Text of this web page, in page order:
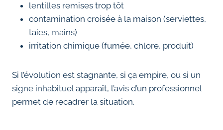
lentilles remises trop tôt
contamination croisée à la maison (serviettes,
taies, mains)
irritation chimique (fumée, chlore, produit)
Si l’évolution est stagnante, si ça empire, ou si un
signe inhabituel apparaît, l’avis d’un professionnel
permet de recadrer la situation.